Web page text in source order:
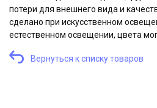
потери для внешнего вида и
сделано при искусственном
естественном освещении, цвета
Вернуться к списку товаров